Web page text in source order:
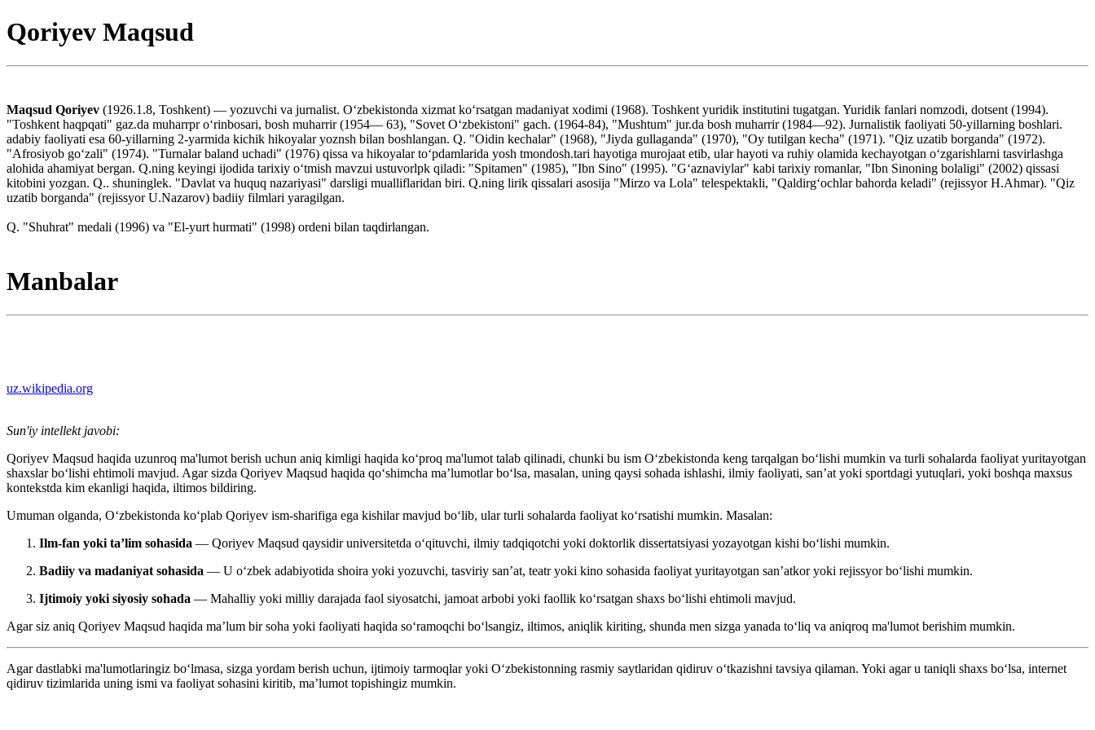
Qoriyev Maqsud
Maqsud Qoriyev (1926.1.8, Toshkent) — yozuvchi va jurnalist. Oʻzbekistonda xizmat koʻrsatgan madaniyat xodimi (1968). Toshkent yuridik institutini tugatgan. Yuridik fanlari nomzodi, dotsent (1994).
"Toshkent haqpqati" gaz.da muharrpr oʻrinbosari, bosh muharrir (1954— 63), "Sovet Oʻzbekistoni" gach. (1964-84), "Mushtum" jur.da bosh muharrir (1984—92). Jurnalistik faoliyati 50-yillarning boshlari.
adabiy faoliyati esa 60-yillarning 2-yarmida kichik hikoyalar yoznsh bilan boshlangan. Q. "Oidin kechalar" (1968), "Jiyda gullaganda" (1970), "Oy tutilgan kecha" (1971). "Qiz uzatib borganda" (1972).
"Afrosiyob goʻzali" (1974). "Turnalar baland uchadi" (1976) qissa va hikoyalar toʻpdamlarida yosh tmondosh.tari hayotiga murojaat etib, ular hayoti va ruhiy olamida kechayotgan oʻzgarishlarni tasvirlashga
alohida ahamiyat bergan. Q.ning keyingi ijodida tarixiy oʻtmish mavzui ustuvorlpk qiladi: "Spitamen" (1985), "Ibn Sino" (1995). "Gʻaznaviylar" kabi tarixiy romanlar, "Ibn Sinoning bolaligi" (2002) qissasi
kitobini yozgan. Q.. shuninglek. "Davlat va huquq nazariyasi" darsligi mualliflaridan biri. Q.ning lirik qissalari asosija "Mirzo va Lola" telespektakli, "Qaldirgʻochlar bahorda keladi" (rejissyor H.Ahmar). "Qiz
uzatib borganda" (rejissyor U.Nazarov) badiiy filmlari yaragilgan.
Q. "Shuhrat" medali (1996) va "El-yurt hurmati" (1998) ordeni bilan taqdirlangan.
Manbalar
uz.wikipedia.org
Sun'iy intellekt javobi:
Qoriyev Maqsud haqida uzunroq ma'lumot berish uchun aniq kimligi haqida ko‘proq ma'lumot talab qilinadi, chunki bu ism O‘zbekistonda keng tarqalgan bo‘lishi mumkin va turli sohalarda faoliyat yuritayotgan
shaxslar bo‘lishi ehtimoli mavjud. Agar sizda Qoriyev Maqsud haqida qo‘shimcha ma’lumotlar bo‘lsa, masalan, uning qaysi sohada ishlashi, ilmiy faoliyati, san’at yoki sportdagi yutuqlari, yoki boshqa maxsus
kontekstda kim ekanligi haqida, iltimos bildiring.
Umuman olganda, O‘zbekistonda ko‘plab Qoriyev ism-sharifiga ega kishilar mavjud bo‘lib, ular turli sohalarda faoliyat ko‘rsatishi mumkin. Masalan:
Ilm-fan yoki ta’lim sohasida — Qoriyev Maqsud qaysidir universitetda o‘qituvchi, ilmiy tadqiqotchi yoki doktorlik dissertatsiyasi yozayotgan kishi bo‘lishi mumkin.
Badiiy va madaniyat sohasida — U o‘zbek adabiyotida shoira yoki yozuvchi, tasviriy san’at, teatr yoki kino sohasida faoliyat yuritayotgan san’atkor yoki rejissyor bo‘lishi mumkin.
Ijtimoiy yoki siyosiy sohada — Mahalliy yoki milliy darajada faol siyosatchi, jamoat arbobi yoki faollik ko‘rsatgan shaxs bo‘lishi ehtimoli mavjud.
Agar siz aniq Qoriyev Maqsud haqida ma’lum bir soha yoki faoliyati haqida so‘ramoqchi bo‘lsangiz, iltimos, aniqlik kiriting, shunda men sizga yanada to‘liq va aniqroq ma'lumot berishim mumkin.
Agar dastlabki ma'lumotlaringiz bo‘lmasa, sizga yordam berish uchun, ijtimoiy tarmoqlar yoki O‘zbekistonning rasmiy saytlaridan qidiruv o‘tkazishni tavsiya qilaman. Yoki agar u taniqli shaxs bo‘lsa, internet
qidiruv tizimlarida uning ismi va faoliyat sohasini kiritib, ma’lumot topishingiz mumkin.